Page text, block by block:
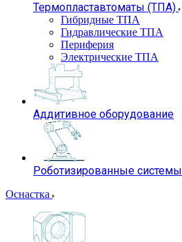
Термопластавтоматы (ТПА)
Гибридные ТПА
Гидравлические ТПА
Периферия
Электрические ТПА
Аддитивное оборудование
Роботизированные системы
Оснастка